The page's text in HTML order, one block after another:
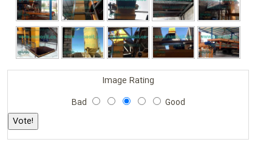
Image Rating
Bad
Good